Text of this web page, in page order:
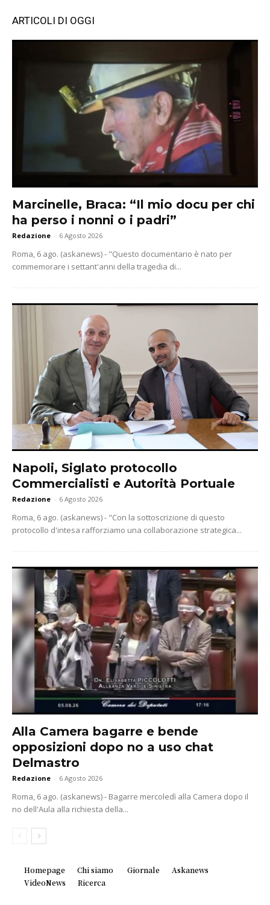
ARTICOLI DI OGGI
Marcinelle, Braca: “Il mio docu per chi
ha perso i nonni o i padri”
Redazione - 6 Agosto 2026
Roma, 6 ago. (askanews) - "Questo documentario è nato per
commemorare i settant'anni della tragedia di...
Napoli, Siglato protocollo
Commercialisti e Autorità Portuale
Redazione - 6 Agosto 2026
Roma, 6 ago. (askanews) - "Con la sottoscrizione di questo
protocollo d'intesa rafforziamo una collaborazione strategica...
Alla Camera bagarre e bende
opposizioni dopo no a uso chat
Delmastro
Redazione - 6 Agosto 2026
Roma, 6 ago. (askanews) - Bagarre mercoledì alla Camera dopo il
no dell'Aula alla richiesta della...
Homepage Chi siamo Giornale
Askanews
VideoNews
Ricerca